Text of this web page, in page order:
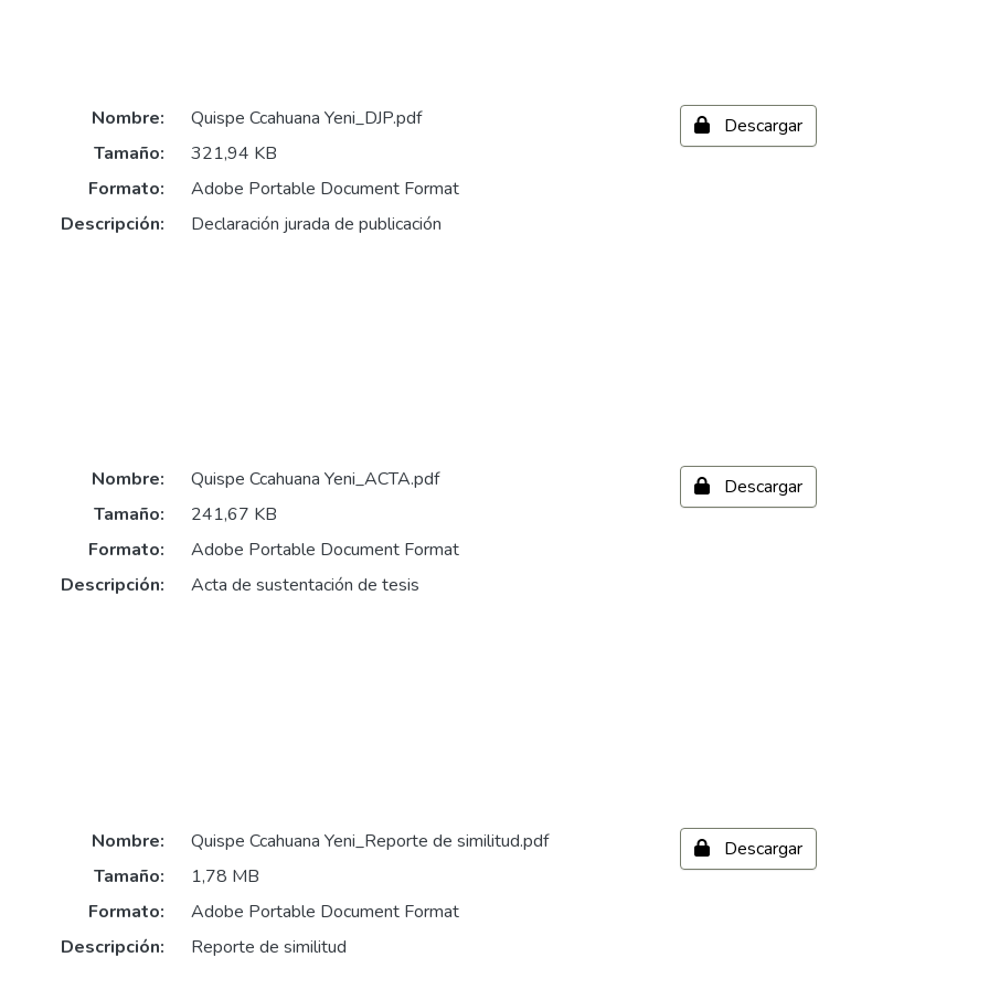
Nombre:
Quispe Ccahuana Yeni_DJP.pdf
Tamaño:
321,94 KB
Formato:
Adobe Portable Document Format
Descripción:
Declaración jurada de publicación
Descargar
Nombre:
Quispe Ccahuana Yeni_ACTA.pdf
Tamaño:
241,67 KB
Formato:
Adobe Portable Document Format
Descripción:
Acta de sustentación de tesis
Descargar
Nombre:
Quispe Ccahuana Yeni_Reporte de similitud.pdf
Tamaño:
1,78 MB
Formato:
Adobe Portable Document Format
Descripción:
Reporte de similitud
Descargar